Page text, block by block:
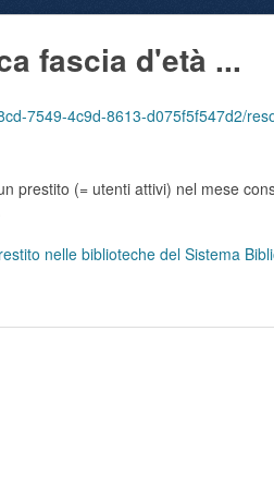
fascia d'età ...
resource/6a6aa112-c6f8-4168-95a4-
prestito (= utenti attivi) nel mese
nelle biblioteche del Sistema